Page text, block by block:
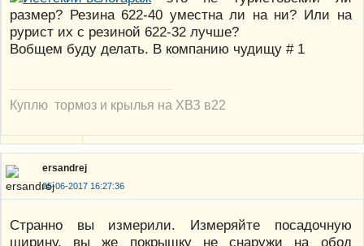
размер? Резина 622-40 уместна ли на ни? Или на
рурист их с резиной 622-32 лучше?
Вобщем буду делать. В компанию чудищу # 1
Куплю тормоз и крылья на ХВЗ в22
ersandrej
25-06-2017 16:27:36
Странно вы измерили. Измеряйте посадочную
ширину, вы же покрышку не снаружи на обод